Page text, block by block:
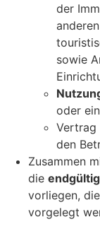
der
sowie
oder
Vertrag
den
Zusammen
die
vorliegen, die
vorgelegt